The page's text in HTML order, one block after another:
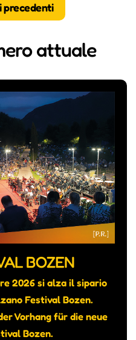
precedenti
attuale
BOZEN
2026 si alza il sipario
Festival Bozen.
Vorhang für die neue
Bozen.